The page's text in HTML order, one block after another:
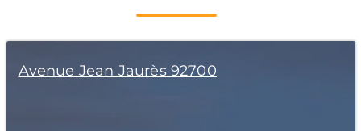
Avenue Jean Jaurès 92700